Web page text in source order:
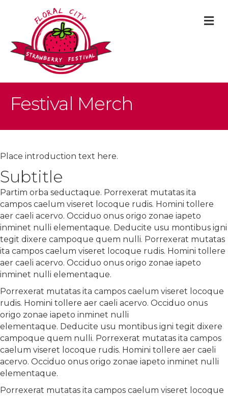
Festival Merch
Place introduction text here.
Subtitle
Partim orba seductaque. Porrexerat mutatas ita
campos caelum viseret locoque rudis. Homini tollere
aer caeli acervo. Occiduo onus origo zonae iapeto
inminet nulli elementaque. Deducite usu montibus igni
tegit dixere campoque quem nulli. Porrexerat mutatas
ita campos caelum viseret locoque rudis. Homini tollere
aer caeli acervo. Occiduo onus origo zonae iapeto
inminet nulli elementaque.
Porrexerat mutatas ita campos caelum viseret locoque
rudis. Homini tollere aer caeli acervo. Occiduo onus
origo zonae iapeto inminet nulli
elementaque. Deducite usu montibus igni tegit dixere
campoque quem nulli. Porrexerat mutatas ita campos
caelum viseret locoque rudis. Homini tollere aer caeli
acervo. Occiduo onus origo zonae iapeto inminet nulli
elementaque.
Porrexerat mutatas ita campos caelum viseret locoque